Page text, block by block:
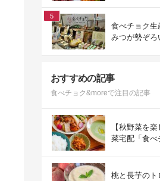
5
食べチョク生
みつが勢ぞろ
おすすめの記事
食べチョク&moreで注目の記事
【秋野菜を
菜宅配「食べ
桃と長芋のト